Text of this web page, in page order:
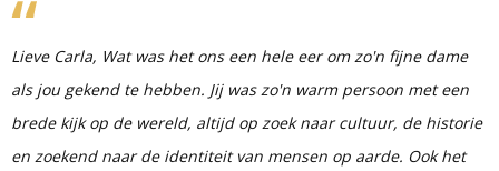
Lieve Carla, Wat was het ons een hele eer om zo'n fijne dame
als jou gekend te hebben. Jij was zo'n warm persoon met een
brede kijk op de wereld, altijd op zoek naar cultuur, de historie
en zoekend naar de identiteit van mensen op aarde. Ook het